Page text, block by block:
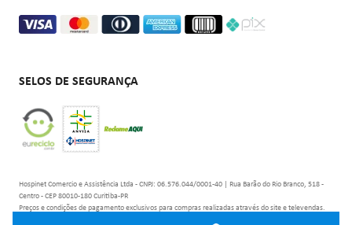
SELOS DE SEGURANÇA
Hospinet Comercio e Assistência Ltda - CNPJ: 06.576.044/0001-40 | Rua Barão do Rio Branco, 518 -
Centro - CEP 80010-180 Curitiba-PR
Preços e condições de pagamento exclusivos para compras realizadas através do site e televendas.